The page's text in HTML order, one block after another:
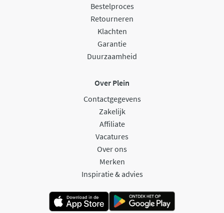
Bestelproces
Retourneren
Klachten
Garantie
Duurzaamheid
Over Plein
Contactgegevens
Zakelijk
Affiliate
Vacatures
Over ons
Merken
Inspiratie & advies